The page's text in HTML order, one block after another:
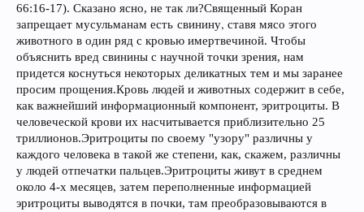
66:16-17). Сказано ясно, не так ли?Священный Коран
запрещает мусульманам есть свинину, ставя мясо этого
животного в один ряд с кровью имертвечиной. Чтобы
объяснить вред свинины с научной точки зрения, нам
придется коснуться некоторых деликатных тем и мы заранее
просим прощения.Кровь людей и животных содержит в себе,
как важнейший информационный компонент, эритроциты. В
человеческой крови их насчитывается приблизительно 25
триллионов.Эритроциты по своему "узору" различны у
каждого человека в такой же степени, как, скажем, различны
у людей отпечатки пальцев.Эритроциты живут в среднем
около 4-х месяцев, затем переполненные информацией
эритроциты выводятся в почки, там преобразовываются в